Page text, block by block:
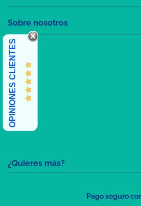
¿Quieres más?
Sobre nosotros
OPINIONES CLIENTES
Pago seguro